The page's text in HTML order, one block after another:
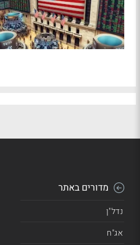
מדורים באתר
נדל"ן
אג"ח